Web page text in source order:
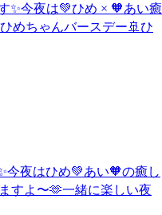
✨今夜は💚ひめ × 🧡あい癒
めちゃんバースデー🚢ひ
今夜はひめ💚あい🧡の癒し
すよ〜🫶一緒に楽しい夜